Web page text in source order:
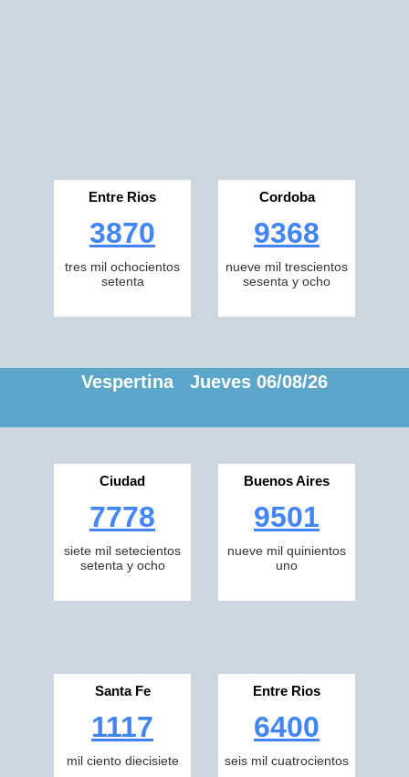
Entre Rios
3870
tres mil ochocientos
setenta
Cordoba
9368
nueve mil trescientos
sesenta y ocho
Vespertina Jueves 06/08/26
Ciudad
7778
siete mil setecientos
setenta y ocho
Buenos Aires
9501
nueve mil quinientos
uno
Santa Fe
1117
mil ciento diecisiete
Entre Rios
6400
seis mil cuatrocientos